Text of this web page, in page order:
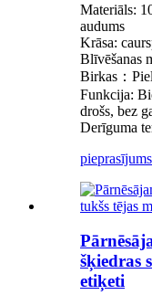
Materiāls:
audums
Krāsa:
Blīvēšanas
Birkas：
Funkcija:
drošs, bez
Derīguma
pieprasījums
šķiedras
etiķeti